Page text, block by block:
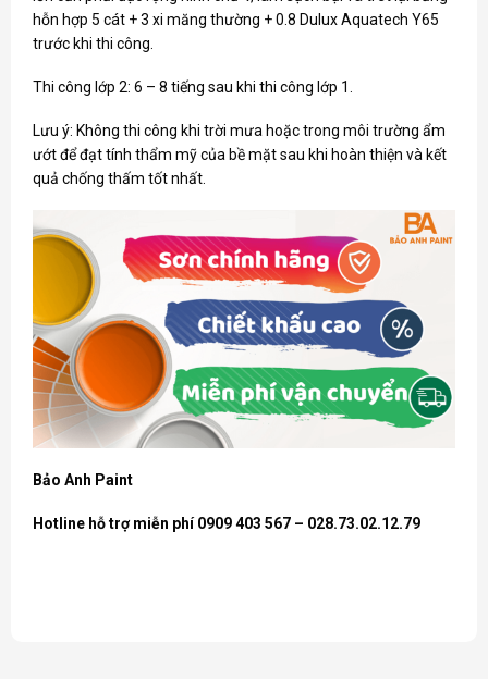
hỗn hợp 5 cát + 3 xi măng thường + 0.8 Dulux Aquatech Y65
trước khi thi công.
Thi công lớp 2: 6 – 8 tiếng sau khi thi công lớp 1.
Lưu ý: Không thi công khi trời mưa hoặc trong môi trường ẩm
ướt để đạt tính thẩm mỹ của bề mặt sau khi hoàn thiện và kết
quả chống thấm tốt nhất.
Bảo Anh Paint
Hotline hỗ trợ miễn phí 0909 403 567 – 028.73.02.12.79